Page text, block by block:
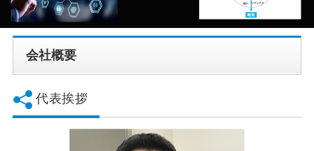
会社概要
代表挨拶